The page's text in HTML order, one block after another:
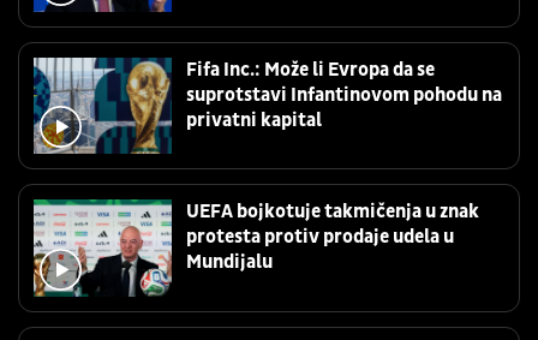
Fifa Inc.: Može li Evropa da se
suprotstavi Infantinovom pohodu na
privatni kapital
UEFA bojkotuje takmičenja u znak
protesta protiv prodaje udela u
Mundijalu